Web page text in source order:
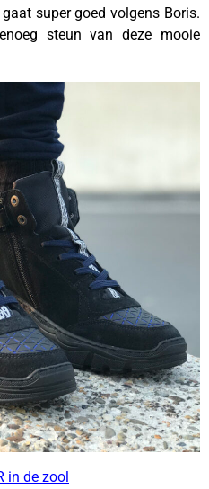
super goed volgens Boris.
steun van deze mooie
in de zool